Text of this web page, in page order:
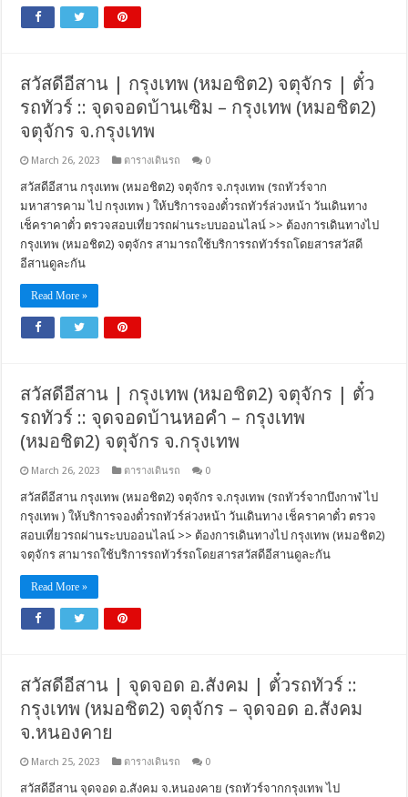
สวัสดีอีสาน | กรุงเทพ (หมอชิต2) จตุจักร | ตั๋ว
รถทัวร์ :: จุดจอดบ้านเซิม – กรุงเทพ (หมอชิต2)
จตุจักร จ.กรุงเทพ
March 26, 2023 ตารางเดินรถ 0
สวัสดีอีสาน กรุงเทพ (หมอชิต2) จตุจักร จ.กรุงเทพ (รถทัวร์จาก
มหาสารคาม ไป กรุงเทพ ) ให้บริการจองตั๋วรถทัวร์ล่วงหน้า วันเดินทาง
เช็คราคาตั๋ว ตรวจสอบเที่ยวรถผ่านระบบออนไลน์ >> ต้องการเดินทางไป
กรุงเทพ (หมอชิต2) จตุจักร สามารถใช้บริการรถทัวร์รถโดยสารสวัสดี
อีสานดูละกัน
Read More »
สวัสดีอีสาน | กรุงเทพ (หมอชิต2) จตุจักร | ตั๋ว
รถทัวร์ :: จุดจอดบ้านหอคำ – กรุงเทพ
(หมอชิต2) จตุจักร จ.กรุงเทพ
March 26, 2023 ตารางเดินรถ 0
สวัสดีอีสาน กรุงเทพ (หมอชิต2) จตุจักร จ.กรุงเทพ (รถทัวร์จากบึงกาฬ ไป
กรุงเทพ ) ให้บริการจองตั๋วรถทัวร์ล่วงหน้า วันเดินทาง เช็คราคาตั๋ว ตรวจ
สอบเที่ยวรถผ่านระบบออนไลน์ >> ต้องการเดินทางไป กรุงเทพ (หมอชิต2)
จตุจักร สามารถใช้บริการรถทัวร์รถโดยสารสวัสดีอีสานดูละกัน
Read More »
สวัสดีอีสาน | จุดจอด อ.สังคม | ตั๋วรถทัวร์ ::
กรุงเทพ (หมอชิต2) จตุจักร – จุดจอด อ.สังคม
จ.หนองคาย
March 25, 2023 ตารางเดินรถ 0
สวัสดีอีสาน จุดจอด อ.สังคม จ.หนองคาย (รถทัวร์จากกรุงเทพ ไป